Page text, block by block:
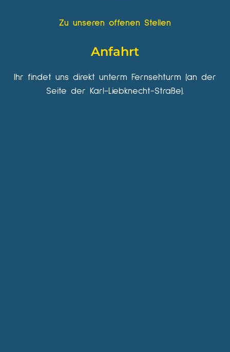
Zu unseren offenen Stellen
Anfahrt
Ihr findet uns direkt unterm Fernsehturm (an der
Seite der Karl-Liebknecht-Straße).